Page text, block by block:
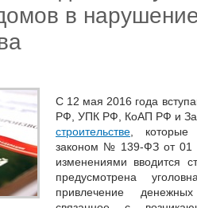
в
С 12 мая 2016 года
РФ, УПК РФ, КоАП РФ и
строительстве ,
законом № 139-ФЗ от 01
изменениями вводится
предусмотрена
привлечение